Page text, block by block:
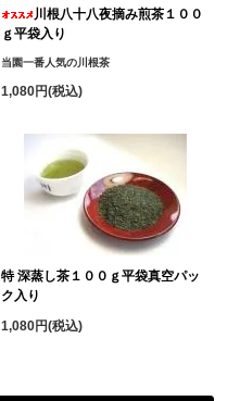
川根八十八夜摘み煎茶１００
ｇ平袋入り
当園一番人気の川根茶
1,080円(税込)
特 深蒸し茶１００ｇ平袋真空パッ
ク入り
1,080円(税込)